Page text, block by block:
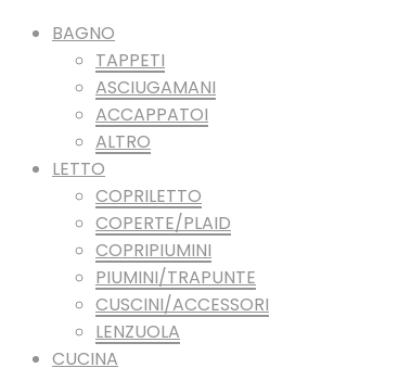
BAGNO
TAPPETI
ASCIUGAMANI
ACCAPPATOI
ALTRO
LETTO
COPRILETTO
COPERTE/PLAID
COPRIPIUMINI
PIUMINI/TRAPUNTE
CUSCINI/ACCESSORI
LENZUOLA
CUCINA